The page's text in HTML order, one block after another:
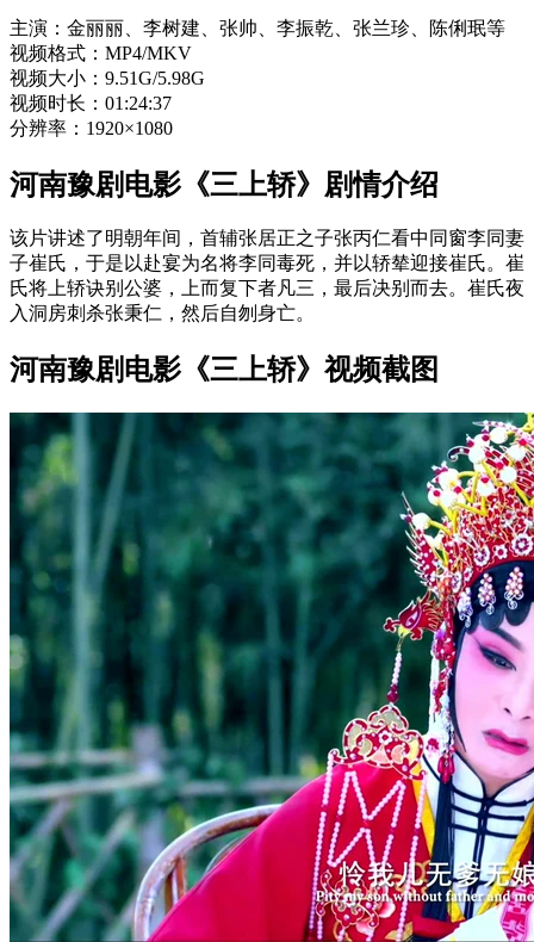
主演：金丽丽、李树建、张帅、李振乾、张兰珍、陈俐珉等
视频格式：MP4/MKV
视频大小：9.51G/5.98G
视频时长：01:24:37
分辨率：1920×1080
河南豫剧电影《三上轿》剧情介绍
该片讲述了明朝年间，首辅张居正之子张丙仁看中同窗李同妻
子崔氏，于是以赴宴为名将李同毒死，并以轿辇迎接崔氏。崔
氏将上轿诀别公婆，上而复下者凡三，最后决别而去。崔氏夜
入洞房刺杀张秉仁，然后自刎身亡。
河南豫剧电影《三上轿》视频截图